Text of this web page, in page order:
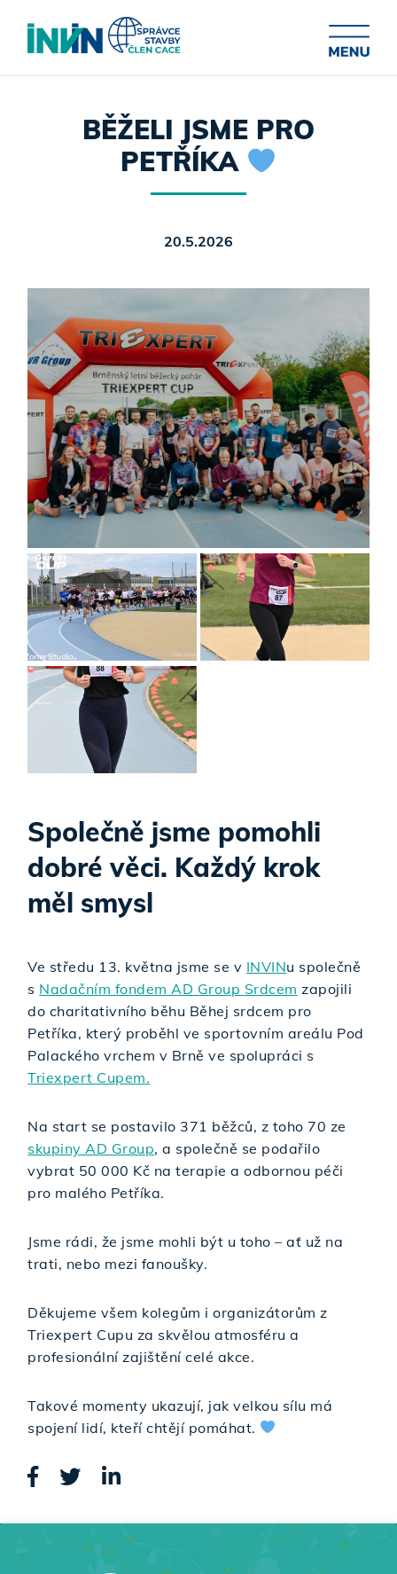
BĚŽELI JSME PRO
PETŘÍKA
20.5.2026
Společně jsme pomohli
dobré věci. Každý krok
měl smysl
Ve středu 13. května jsme se v INVINu společně
s Nadačním fondem AD Group Srdcem zapojili
do charitativního běhu Běhej srdcem pro
Petříka, který proběhl ve sportovním areálu Pod
Palackého vrchem v Brně ve spolupráci s
Triexpert Cupem.
Na start se postavilo 371 běžců, z toho 70 ze
skupiny AD Group, a společně se podařilo
vybrat 50 000 Kč na terapie a odbornou péči
pro malého Petříka.
Jsme rádi, že jsme mohli být u toho – ať už na
trati, nebo mezi fanoušky.
Děkujeme všem kolegům i organizátorům z
Triexpert Cupu za skvělou atmosféru a
profesionální zajištění celé akce.
Takové momenty ukazují, jak velkou sílu má
spojení lidí, kteří chtějí pomáhat.